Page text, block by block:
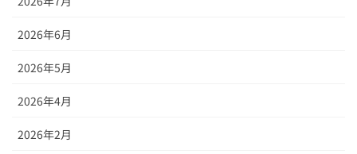
2026年6月
2026年5月
2026年4月
2026年2月